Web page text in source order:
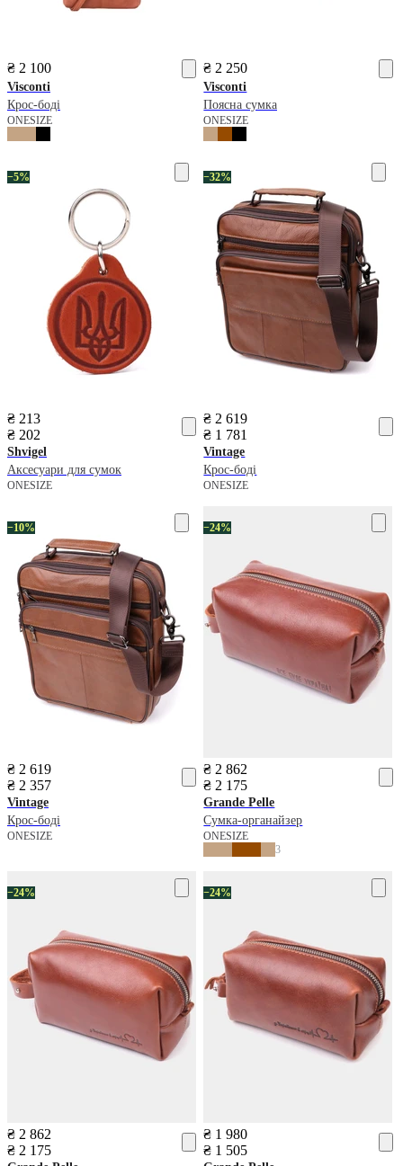
₴ 2 100
Visconti
Крос-боді
ONESIZE
₴ 2 250
Visconti
Поясна сумка
ONESIZE
−5%
₴ 213
₴ 202
Shvigel
Аксесуари для сумок
ONESIZE
−32%
₴ 2 619
₴ 1 781
Vintage
Крос-боді
ONESIZE
−10%
₴ 2 619
₴ 2 357
Vintage
Крос-боді
ONESIZE
−24%
₴ 2 862
₴ 2 175
Grande Pelle
Сумка-органайзер
ONESIZE
3
−24%
₴ 2 862
₴ 2 175
−24%
₴ 1 980
₴ 1 505